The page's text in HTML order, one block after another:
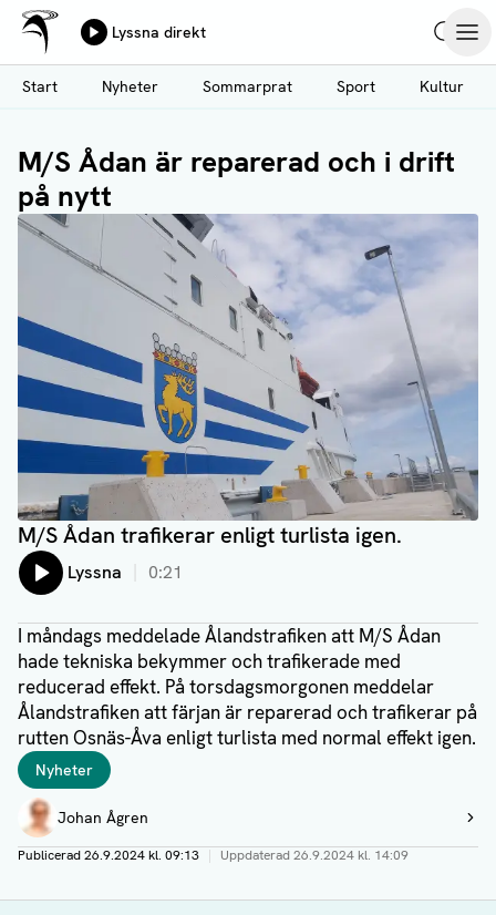
Hoppa
till
huvudinnehåll
Ålands Radio & TV
Lyssna direkt
Start
Nyheter Sommarprat Sport Kultur
M/S Ådan är reparerad och i drift
på nytt
M/S Ådan trafikerar enligt turlista igen.
Lyssna 0:21
I måndags meddelade Ålandstrafiken att M/S Ådan
hade tekniska bekymmer och trafikerade med
reducerad effekt. På torsdagsmorgonen meddelar
Ålandstrafiken att färjan är reparerad och trafikerar på
rutten Osnäs-Åva enligt turlista med normal effekt igen.
Taggar
Nyheter
Författare
Johan Ågren
Visa profil
Publicerad26.9.2024 kl. 09:13 | Uppdaterad26.9.2024 kl. 14:09